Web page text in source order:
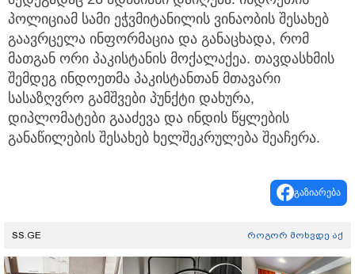
პოლიციამ სამი ეჭვმიტანილის ვინაობის შესახებ
გაავრცელა ინფორმაცია და განაცხადა, რომ
მათგან ორი პაკისტანის მოქალაქეა. თავდასხმის
შემდეგ ინდოეთმა პაკისტანთან მთავარი
სასაზღვრო გამშვები პუნქტი დახურა,
დიპლომატები გააძევა და ინდის წყლების
განაწილების შესახებ ხელშეკრულება შეაჩერა.
გაზიარება
SS.GE როგორ მოხვდე აქ